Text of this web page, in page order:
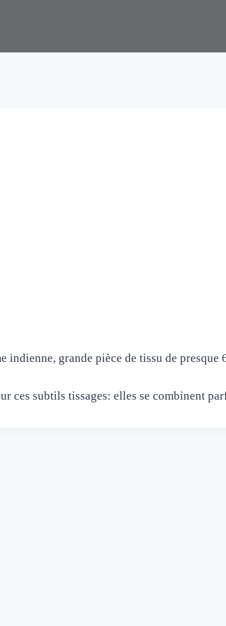
grande pièce de tissu de
ces subtils tissages: elles se combinent